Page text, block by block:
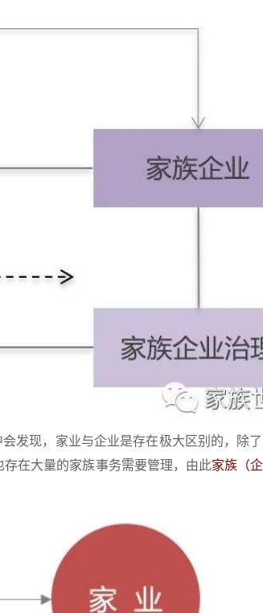
发现，家业与企业是存在极大区别的，除
在大量的家族事务需要管理，由此家族（